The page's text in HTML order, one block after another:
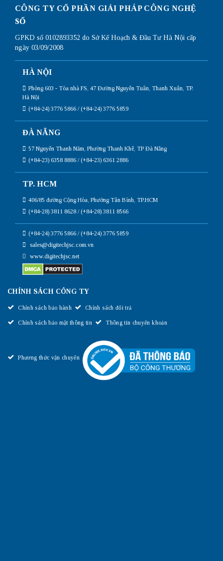
CÔNG TY CỔ PHẦN GIẢI PHÁP CÔNG NGHỆ
SỐ
GPKD số 0102893352 do Sở Kế Hoạch & Đầu Tư Hà Nội cấp
ngày 03/09/2008
HÀ NỘI
Phòng 603 - Tòa nhà FS, 47 Đường Nguyễn Tuân, Thanh Xuân, TP.
Hà Nội
(+84-24) 3776 5866 / (+84-24) 3776 5859
ĐÀ NẴNG
57 Nguyễn Thanh Năm, Phường Thanh Khê, TP Đà Nẵng
(+84-23) 6358 8886 / (+84-23) 6361 2886
TP. HCM
406/85 đường Cộng Hòa, Phường Tân Bình, TP.HCM
(+84-28) 3811 8628 / (+84-28) 3811 8566
(+84-24) 3776 5866 / (+84-24) 3776 5859
sales@digitechjsc.com.vn
www.digitechjsc.net
CHÍNH SÁCH CÔNG TY
Chính sách bảo hành Chính sách đổi trả
Chính sách bảo mật thông tin Thông tin chuyển khoản
Phương thức vận chuyển